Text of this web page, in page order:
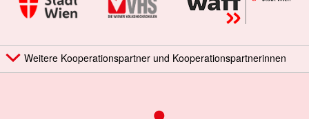
Weitere Kooperationspartner und Kooperationspartnerinnen